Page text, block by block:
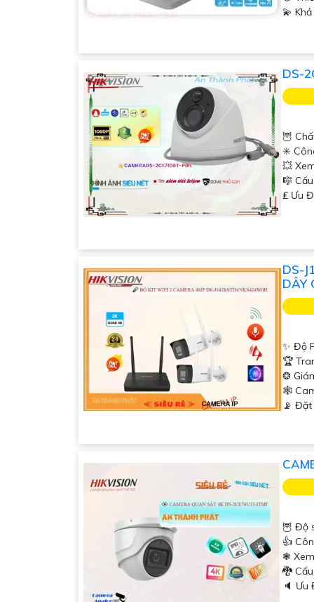
️💫
DS-
🦉
✳️
💥
🎼️
️₤ Ưu
DS-
DÂY
✨ Độ
🏆
❂
🕸️
️📡
🦉 Độ
👍
❃
🐉️
️🔈 Ưu